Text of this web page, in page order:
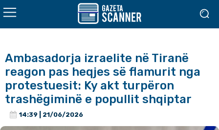
Ambasadorja izraelite në Tiranë
reagon pas heqjes së flamurit nga
protestuesit: Ky akt turpëron
trashëgiminë e popullit shqiptar
14:39 | 21/06/2026